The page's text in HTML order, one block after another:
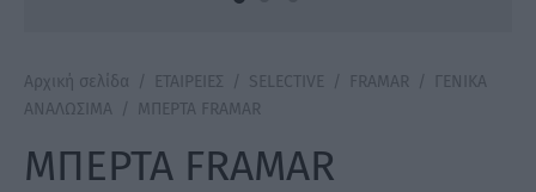
Αρχική σελίδα / ΕΤΑΙΡΕΙΕΣ / SELECTIVE / FRAMAR /
ΓΕΝΙΚΑ
ΑΝΑΛΩΣΙΜΑ / ΜΠΕΡΤΑ FRAMAR
ΜΠΕΡΤΑ FRAMAR